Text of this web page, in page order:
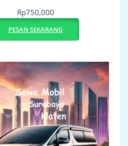
Rp750,000
PESAN SEKARANG